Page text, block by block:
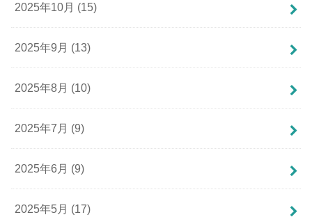
2025年10月 (15)
2025年9月 (13)
2025年8月 (10)
2025年7月 (9)
2025年6月 (9)
2025年5月 (17)